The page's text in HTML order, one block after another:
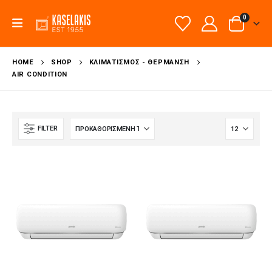
0
HOME SHOP
ΚΛΙΜΑΤΙΣΜΌΣ - ΘΈΡΜΑΝΣΗ
AIR CONDITION
FILTER